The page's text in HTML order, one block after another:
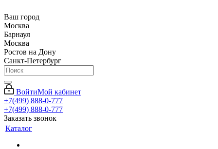
Ваш город
Москва
Барнаул
Москва
Ростов на Дону
Санкт-Петербург
ВойтиМой кабинет
+7(499) 888-0-777
+7(499) 888-0-777
Заказать звонок
Каталог